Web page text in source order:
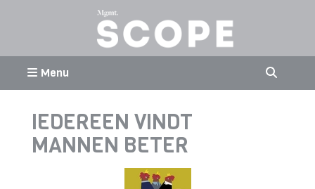
Menu
IEDEREEN VINDT
MANNEN BETER